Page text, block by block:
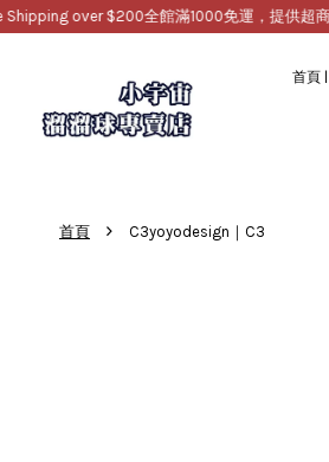
over $200全館滿1000免運，提供超商取貨店
首頁
首頁 › C3yoyodesign｜C3